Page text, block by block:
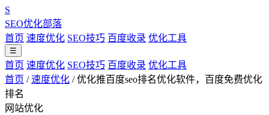
S
SEO优化部落
首页 速度优化 SEO技巧 百度收录 优化工具
☰
首页 速度优化 SEO技巧 百度收录 优化工具
首页 / 速度优化 / 优化推百度seo排名优化软件，百度免费优化
排名
网站优化